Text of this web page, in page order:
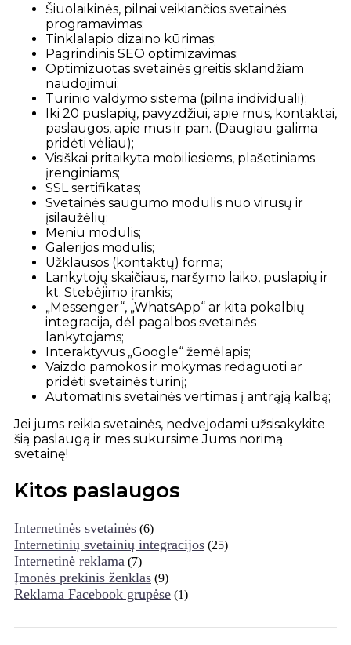
Šiuolaikinės, pilnai veikiančios svetainės
programavimas;
Tinklalapio dizaino kūrimas;
Pagrindinis SEO optimizavimas;
Optimizuotas svetainės greitis sklandžiam
naudojimui;
Turinio valdymo sistema (pilna individuali);
Iki 20 puslapių, pavyzdžiui, apie mus, kontaktai,
paslaugos, apie mus ir pan. (Daugiau galima
pridėti vėliau);
Visiškai pritaikyta mobiliesiems, plašetiniams
įrenginiams;
SSL sertifikatas;
Svetainės saugumo modulis nuo virusų ir
įsilaužėlių;
Meniu modulis;
Galerijos modulis;
Užklausos (kontaktų) forma;
Lankytojų skaičiaus, naršymo laiko, puslapių ir
kt. Stebėjimo įrankis;
„Messenger“, „WhatsApp“ ar kita pokalbių
integracija, dėl pagalbos svetainės
lankytojams;
Interaktyvus „Google“ žemėlapis;
Vaizdo pamokos ir mokymas redaguoti ar
pridėti svetainės turinį;
Automatinis svetainės vertimas į antrąją kalbą;
Jei jums reikia svetainės, nedvejodami užsisakykite
šią paslaugą ir mes sukursime Jums norimą
svetainę!
Kitos paslaugos
Internetinės svetainės (6)
Internetinių svetainių integracijos (25)
Internetinė reklama (7)
Įmonės prekinis ženklas (9)
Reklama Facebook grupėse (1)